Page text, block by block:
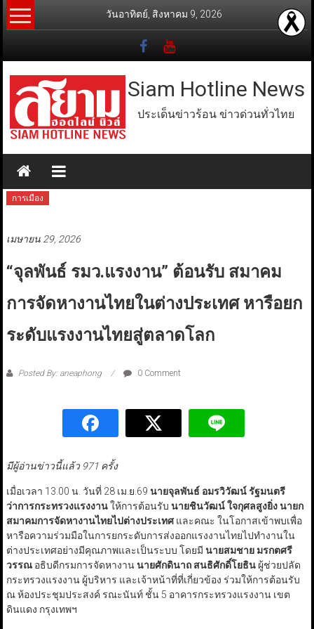
Skip
to
วันอาทิตย์, สิงหาคม 9, 2026
Siam Hotline News
ประเด็นข่าวร้อน ข่าวด่วนทั่วไทย
การเมือง
เมษายน 29, 2026
“จุลพันธ์ รมว.แรงงาน” ต้อนรับ สมาคม
การจัดหางานไทยในต่างประเทศ หารือยก
ระดับแรงงานไทยสู่ตลาดโลก
Posted By: aneaphong 0 Comment
มีผู้อ่านข่าวนี้แล้ว 971 ครั้ง
เมื่อเวลา 13.00 น. วันที่ 28 เม.ย.69 นายจุลพันธ์ อมรวิวัฒน์ รัฐมนตรี
ว่าการกระทรวงแรงงานให้การต้อนรับ นายชินวัฒน์ ใจกุศลสูงยิ่ง นายก
สมาคมการจัดหางานไทยไปต่างประเทศและคณะ ในโอกาสเข้าพบเพื่อ
หารือความร่วมมือในการยกระดับการส่งออกแรงงานไทยไปทำงานใน
ต่างประเทศอย่างมีคุณภาพและเป็นระบบ โดยมี นายสมชาย มรกตศรี
วรรณอธิบดีกรมการจัดหางานนายศักดินาถ สนธิศักดิ์โยธินผู้ช่วยปลัด
กระทรวงแรงงาน ผู้บริหาร และเจ้าหน้าที่ที่เกี่ยวข้อง ร่วมให้การต้อนรับ
ณ ห้องประชุมประสงค์ รณะนันท์ ชั้น 5 อาคารกระทรวงแรงงาน เขต
ดินแดง กรุงเทพฯ